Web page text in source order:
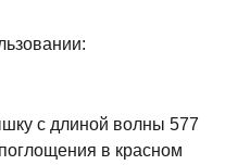
с длиной волны 577
в красном